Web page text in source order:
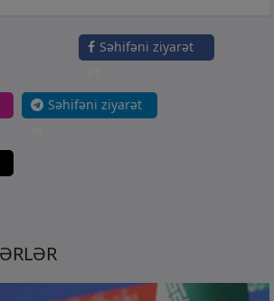
Səhifəni ziyarət
Səhifəni ziyarət